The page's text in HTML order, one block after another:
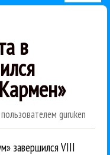
в
пользователем guruken
завершился VIII